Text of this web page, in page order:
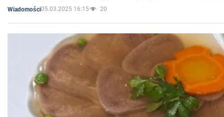
Wiadomości05.03.2025 16:15 20